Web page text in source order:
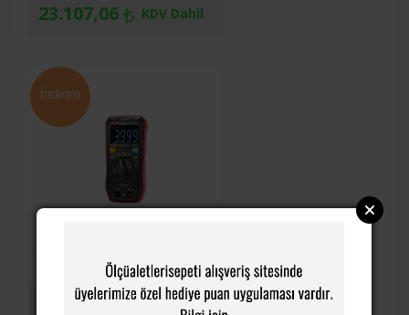
23.107,06 KDV Dahil
İndirim
UNI-T UT123 CEP BOYUTUNDA MULTIMETRE
880,46